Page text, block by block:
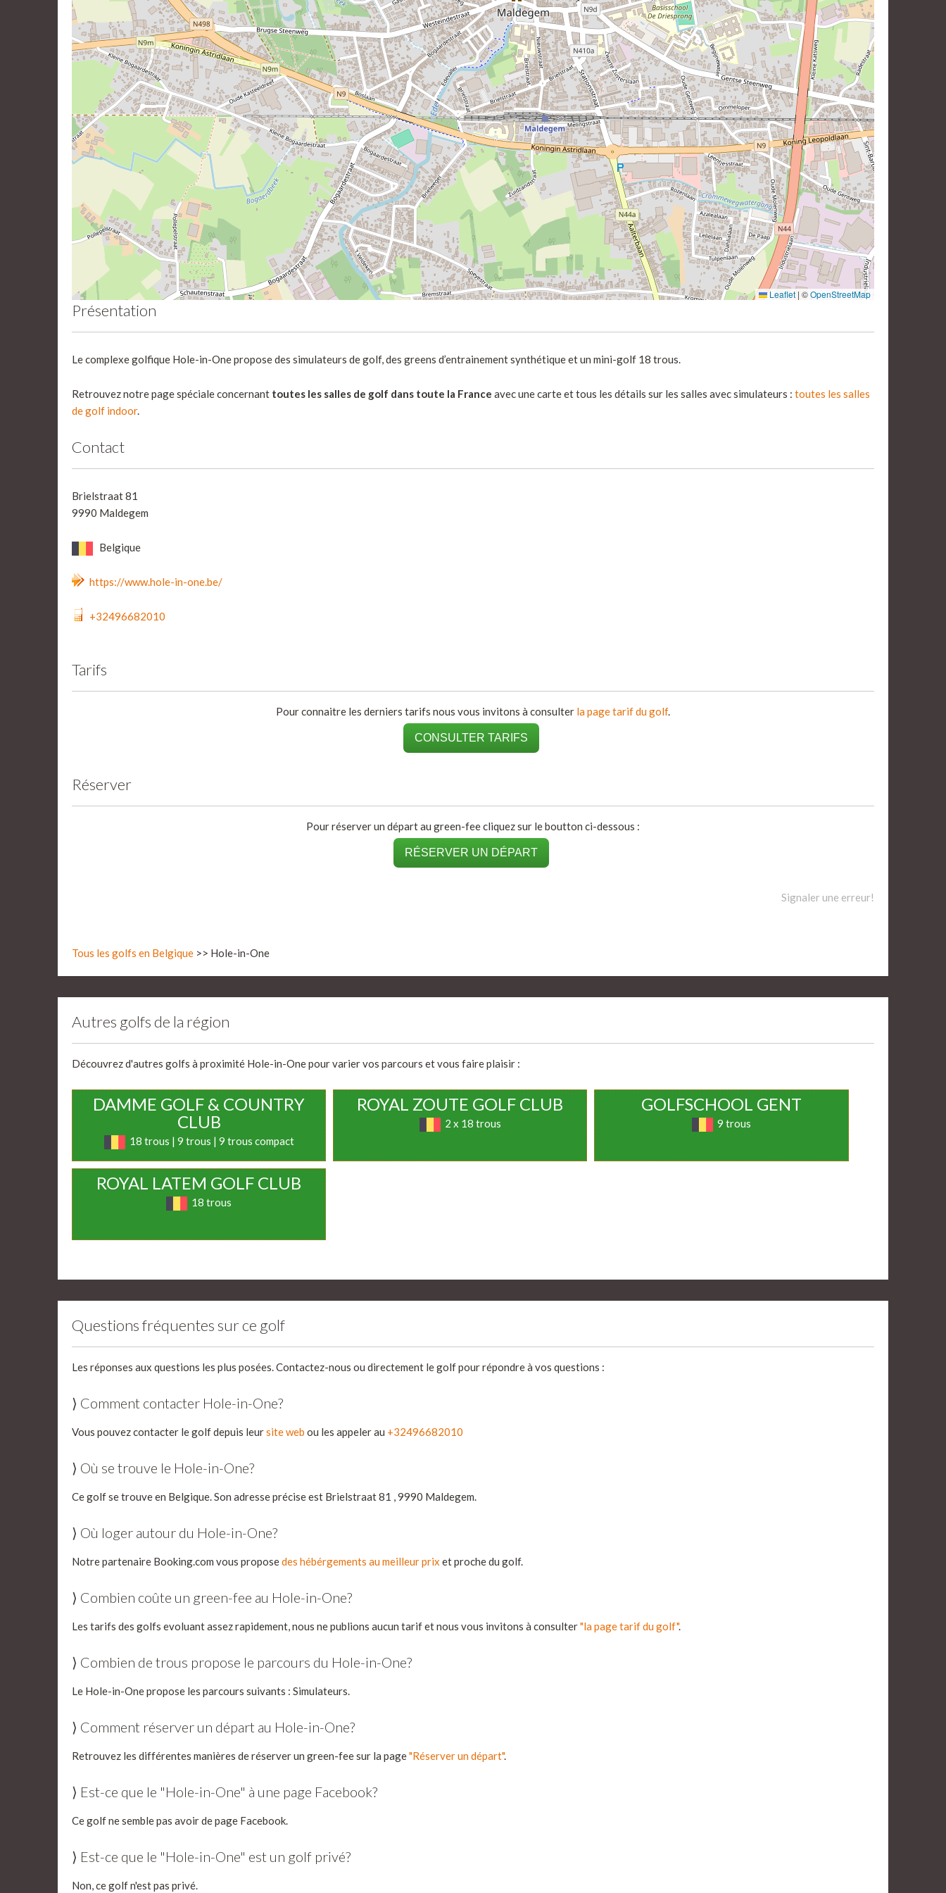
Leaflet | ©OpenStreetMap
Présentation
Le complexe golfique Hole-in-One propose des simulateurs de golf, des greens d’entrainement synthétique et un mini-golf 18 trous.
Retrouvez notre page spéciale concernant toutes les salles de golf dans toute la France avec une carte et tous les détails sur les salles avec simulateurs : toutes les salles
de golf indoor.
Contact
Brielstraat 81
9990 Maldegem
Belgique
https://www.hole-in-one.be/
+32496682010
Tarifs
Pour connaitre les derniers tarifs nous vous invitons à consulter la page tarif du golf.
CONSULTER TARIFS
Réserver
Pour réserver un départ au green-fee cliquez sur le boutton ci-dessous :
RÉSERVER UN DÉPART
Signaler une erreur!
Tous les golfs en Belgique >> Hole-in-One
Autres golfs de la région
Découvrez d'autres golfs à proximité Hole-in-One pour varier vos parcours et vous faire plaisir :
DAMME GOLF & COUNTRY
CLUB
18 trous | 9 trous | 9 trous compact
ROYAL ZOUTE GOLF CLUB
2 x 18 trous
GOLFSCHOOL GENT
9 trous
ROYAL LATEM GOLF CLUB
18 trous
Questions fréquentes sur ce golf
Les réponses aux questions les plus posées. Contactez-nous ou directement le golf pour répondre à vos questions :
⟩ Comment contacter Hole-in-One?
Vous pouvez contacter le golf depuis leursite web ou les appeler au +32496682010
⟩ Où se trouve le Hole-in-One?
Ce golf se trouve en Belgique. Son adresse précise est Brielstraat 81 , 9990 Maldegem.
⟩ Où loger autour du Hole-in-One?
Notre partenaire Booking.com vous proposedes hébérgements au meilleur prix et proche du golf.
⟩ Combien coûte un green-fee au Hole-in-One?
Les tarifs des golfs evoluant assez rapidement, nous ne publions aucun tarif et nous vous invitons à consulter"la page tarif du golf".
⟩ Combien de trous propose le parcours du Hole-in-One?
Le Hole-in-One propose les parcours suivants : Simulateurs.
⟩ Comment réserver un départ au Hole-in-One?
Retrouvez les différentes manières de réserver un green-fee sur la page"Réserver un départ".
⟩ Est-ce que le "Hole-in-One" à une page Facebook?
Ce golf ne semble pas avoir de page Facebook.
⟩ Est-ce que le "Hole-in-One" est un golf privé?
Non, ce golf n'est pas privé.